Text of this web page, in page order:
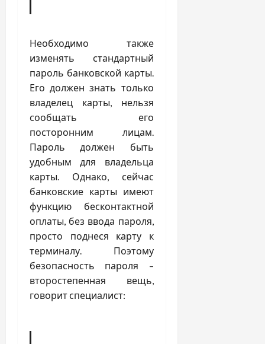
Необходимо также
изменять стандартный
пароль банковской карты.
Его должен знать только
владелец карты, нельзя
сообщать его
посторонним лицам.
Пароль должен быть
удобным для владельца
карты. Однако, сейчас
банковские карты имеют
функцию бесконтактной
оплаты, без ввода пароля,
просто поднеся карту к
терминалу. Поэтому
безопасность пароля –
второстепенная вещь,
говорит специалист: